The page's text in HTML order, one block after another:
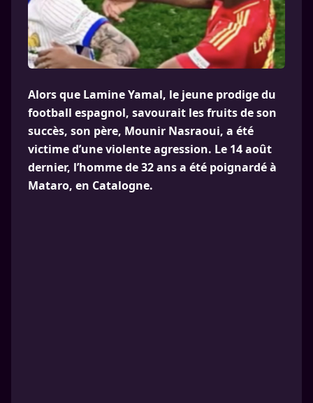
Alors que Lamine Yamal, le jeune prodige du
football espagnol, savourait les fruits de son
succès, son père, Mounir Nasraoui, a été
victime d’une violente agression. Le 14 août
dernier, l’homme de 32 ans a été poignardé à
Mataro, en Catalogne.